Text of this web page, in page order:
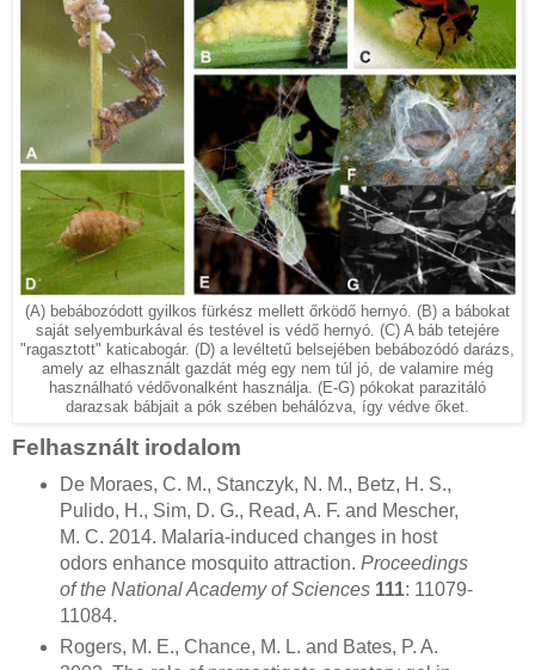
(A) bebábozódott gyilkos fürkész mellett őrködő hernyó. (B) a bábokat
saját selyemburkával és testével is védő hernyó. (C) A báb tetejére
"ragasztott" katicabogár. (D) a levéltetű belsejében bebábozódó darázs,
amely az elhasznált gazdát még egy nem túl jó, de valamire még
használható védővonalként használja. (E-G) pókokat parazitáló
darazsak bábjait a pók szében behálózva, így védve őket.
Felhasznált irodalom
De Moraes, C. M., Stanczyk, N. M., Betz, H. S.,
Pulido, H., Sim, D. G., Read, A. F. and Mescher,
M. C. 2014. Malaria-induced changes in host
odors enhance mosquito attraction. Proceedings
of the National Academy of Sciences 111: 11079-
11084.
Rogers, M. E., Chance, M. L. and Bates, P. A.